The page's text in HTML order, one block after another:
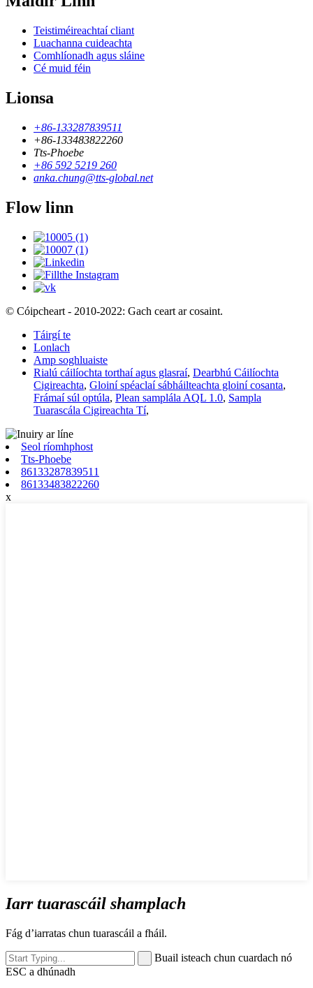
Teistiméireachtaí cliant
Luachanna cuideachta
Comhlíonadh agus sláine
Cé muid féin
Lionsa
+86-133287839511
+86-133483822260
Tts-Phoebe
+86 592 5219 260
anka.chung@tts-global.net
Flow linn
© Cóipcheart - 2010-2022: Gach ceart ar cosaint.
Táirgí te
Lonlach
Amp soghluaiste
Rialú cáilíochta torthaí agus glasraí, Dearbhú Cáilíochta
Cigireachta, Gloiní spéaclaí sábháilteachta gloiní cosanta,
Frámaí súl optúla, Plean samplála AQL 1.0, Sampla
Tuarascála Cigireachta Tí,
Seol ríomhphost
Tts-Phoebe
86133287839511
86133483822260
x
Iarr tuarascáil shamplach
Fág d’iarratas chun tuarascáil a fháil.
Buail isteach chun cuardach nó
ESC a dhúnadh